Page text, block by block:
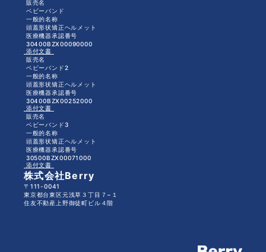
販売名
ベビーバンド
一般的名称
頭蓋形状矯正ヘルメット
医療機器承認番号
30400BZX00090000
添付文書
販売名
ベビーバンド2
一般的名称
頭蓋形状矯正ヘルメット
医療機器承認番号
30400BZX00252000
添付文書
販売名
ベビーバンド3
一般的名称
頭蓋形状矯正ヘルメット
医療機器承認番号
30500BZX00071000
添付文書
株式会社Berry
〒111-0041
東京都台東区元浅草３丁目７−１
住友不動産上野御徒町ビル４階